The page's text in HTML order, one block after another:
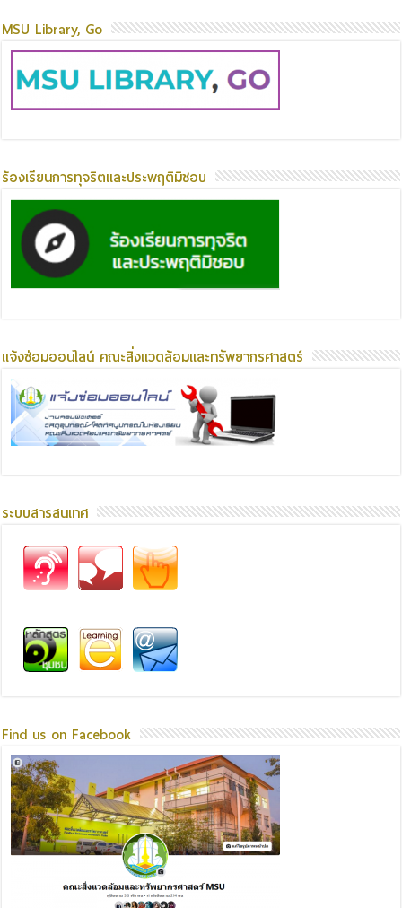
MSU Library, Go
ร้องเรียนการทุจริตและประพฤติมิชอบ
แจ้งซ่อมออนไลน์ คณะสิ่งแวดล้อมและทรัพยากรศาสตร์
ระบบสารสนเทศ
Find us on Facebook